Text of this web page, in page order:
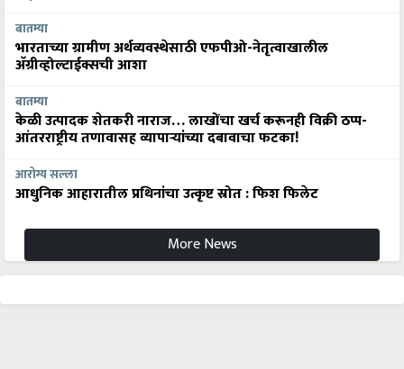
बातम्या
भारताच्या ग्रामीण अर्थव्यवस्थेसाठी एफपीओ-नेतृत्वाखालील
अ‍ॅग्रीव्होल्टाईक्सची आशा
बातम्या
केळी उत्पादक शेतकरी नाराज… लाखोंचा खर्च करूनही विक्री ठप्प-
आंतरराष्ट्रीय तणावासह व्यापाऱ्यांच्या दबावाचा फटका!
आरोग्य सल्ला
आधुनिक आहारातील प्रथिनांचा उत्कृष्ट स्रोत : फिश फिलेट
More News